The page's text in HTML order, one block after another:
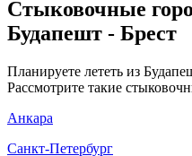
Стыковочные
Будапешт - Брест
Планируете лететь из
Рассмотрите такие
Анкара
Санкт-Петербург